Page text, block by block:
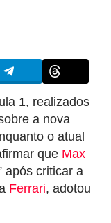
1, realizados
a nova
o atual
que Max
após criticar a
Ferrari, adotou